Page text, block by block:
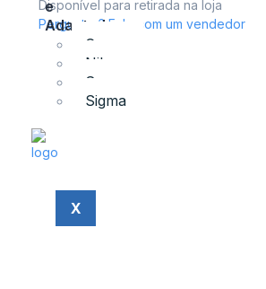
e
Adaptadores
Canon
Nikon
Sony
Sigma
X
Disponível para retirada na loja
Perguntas? Fale com um vendedor